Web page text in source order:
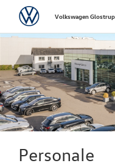
VolkswagenVolkswagen
Personale